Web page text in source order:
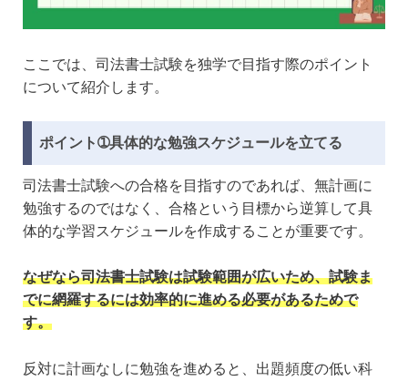
ここでは、司法書士試験を独学で目指す際のポイント
について紹介します。
ポイント➀具体的な勉強スケジュールを立てる
司法書士試験への合格を目指すのであれば、無計画に
勉強するのではなく、合格という目標から逆算して具
体的な学習スケジュールを作成することが重要です。
なぜなら司法書士試験は試験範囲が広いため、試験ま
でに網羅するには効率的に進める必要があるためで
す。
反対に計画なしに勉強を進めると、出題頻度の低い科